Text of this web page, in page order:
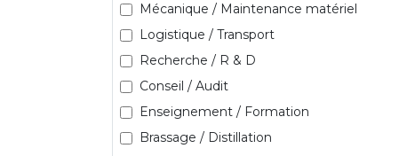
Mécanique / Maintenance matériel
Logistique / Transport
Recherche / R & D
Conseil / Audit
Enseignement / Formation
Brassage / Distillation